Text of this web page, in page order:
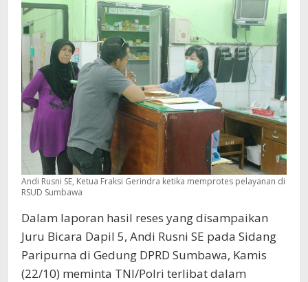
Andi Rusni SE, Ketua Fraksi Gerindra ketika memprotes pelayanan di
RSUD Sumbawa
Dalam laporan hasil reses yang disampaikan
Juru Bicara Dapil 5, Andi Rusni SE pada Sidang
Paripurna di Gedung DPRD Sumbawa, Kamis
(22/10) meminta TNI/Polri terlibat dalam